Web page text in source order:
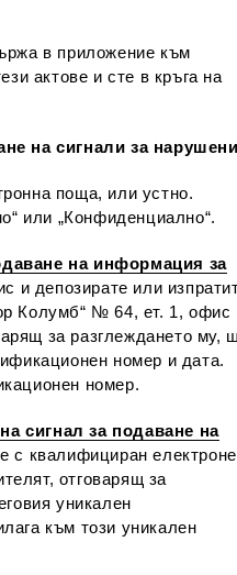
в приложение към
актове и сте в кръга на
на сигнали за
поща, или устно.
или „Конфиденциално“.
на информация за
и депозирате или
Колумб“ № 64, ет. 1, офис
за разглеждането му,
номер и дата.
номер.
сигнал за подаване на
с квалифициран
отговарящ за
уникален
към този уникален